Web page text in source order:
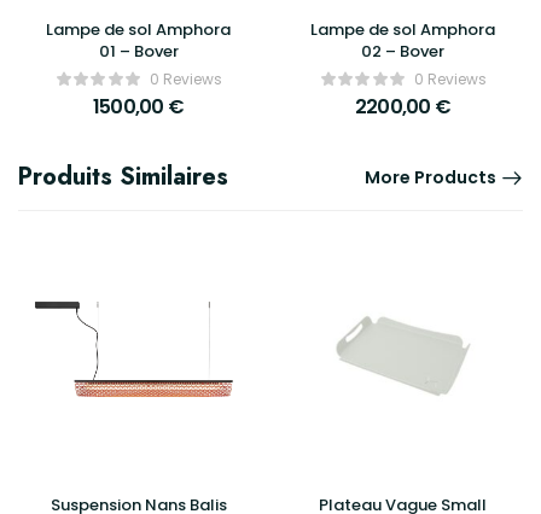
Lampe de sol Amphora
01 – Bover
0 Reviews
1500,00 €
Lampe de sol Amphora
02 – Bover
0 Reviews
2200,00 €
Produits Similaires More Products
Suspension Nans Balis
Plateau Vague Small